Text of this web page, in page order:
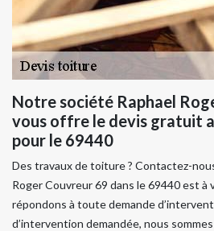
Notre société Raphael
vous offre le devis gratuit
pour le 69440
Des travaux de toiture ? Contactez-
Roger Couvreur 69 dans le 69440 est
répondons à toute demande
d’intervention demandée, nous